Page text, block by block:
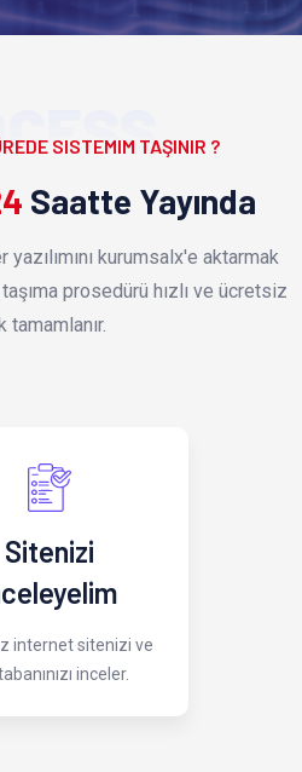
SISTEMIM TAŞINIR ?
Saatte Yayında
kurumsalx'e aktarmak
prosedürü hızlı ve ücretsiz
tamamlanır.
Sitenizi
internet sitenizi ve
inceler.